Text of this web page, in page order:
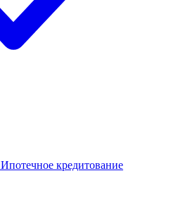
Ипотечное кредитование